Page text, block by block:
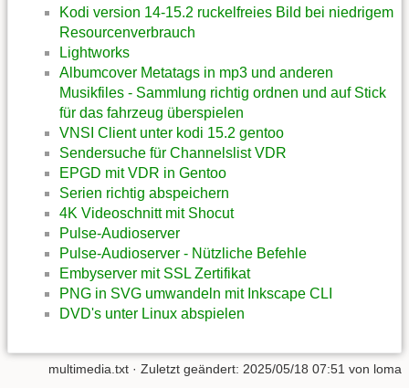
Kodi version 14-15.2 ruckelfreies Bild bei niedrigem
Resourcenverbrauch
Lightworks
Albumcover Metatags in mp3 und anderen
Musikfiles - Sammlung richtig ordnen und auf Stick
für das fahrzeug überspielen
VNSI Client unter kodi 15.2 gentoo
Sendersuche für Channelslist VDR
EPGD mit VDR in Gentoo
Serien richtig abspeichern
4K Videoschnitt mit Shocut
Pulse-Audioserver
Pulse-Audioserver - Nützliche Befehle
Embyserver mit SSL Zertifikat
PNG in SVG umwandeln mit Inkscape CLI
DVD's unter Linux abspielen
multimedia.txt · Zuletzt geändert: 2025/05/18 07:51 von loma